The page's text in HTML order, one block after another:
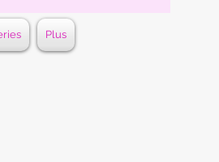
Plus